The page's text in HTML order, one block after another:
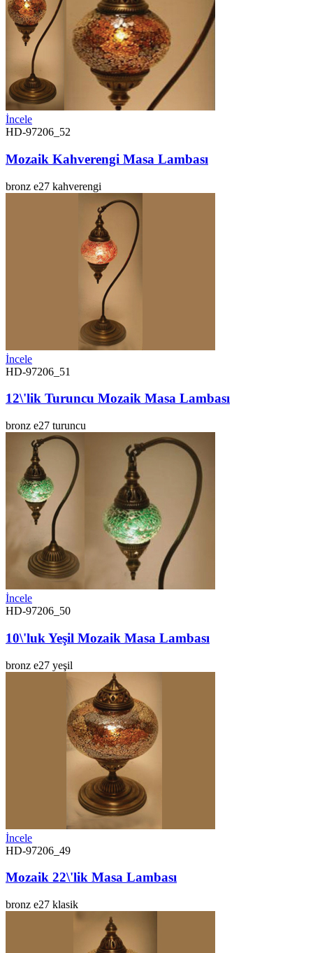
İncele
HD-97206_52
Mozaik Kahverengi Masa Lambası
bronz e27 kahverengi
İncele
HD-97206_51
12\'lik Turuncu Mozaik Masa Lambası
bronz e27 turuncu
İncele
HD-97206_50
10\'luk Yeşil Mozaik Masa Lambası
bronz e27 yeşil
İncele
HD-97206_49
Mozaik 22\'lik Masa Lambası
bronz e27 klasik